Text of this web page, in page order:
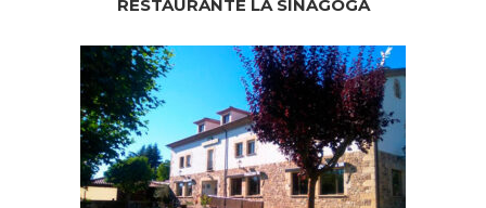
RESTAURANTE LA SINAGOGA